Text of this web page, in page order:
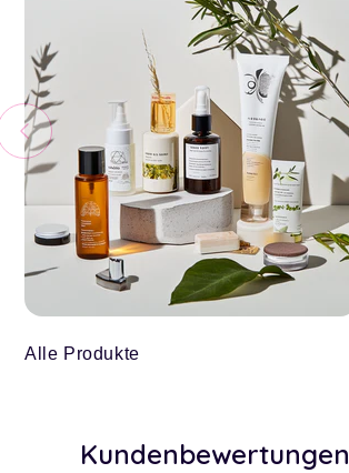
Alle Produkte
Kundenbewertungen